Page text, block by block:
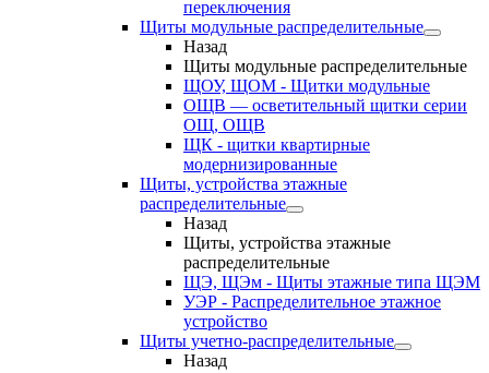
переключения
Щиты модульные распределительные
Назад
Щиты модульные распределительные
ЩОУ, ЩОМ - Щитки модульные
ОЩВ — осветительный щитки серии
ОЩ, ОЩВ
ЩК - щитки квартирные
модернизированные
Щиты, устройства этажные
распределительные
Назад
Щиты, устройства этажные
распределительные
ЩЭ, ЩЭм - Щиты этажные типа ЩЭМ
УЭР - Распределительное этажное
устройство
Щиты учетно-распределительные
Назад